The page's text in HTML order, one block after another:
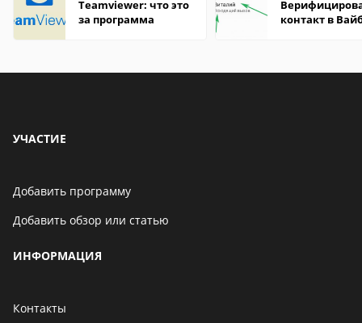
Teamviewer: что это
за программа
контакт в
УЧАСТИЕ
Добавить программу
Добавить обзор или статью
ИНФОРМАЦИЯ
Контакты